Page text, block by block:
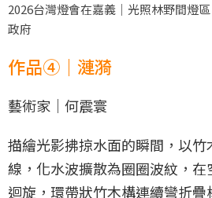
2026台灣燈會在嘉義｜光照林野間燈
政府
作品④｜漣漪
藝術家｜何震寰
描繪光影拂掠水面的瞬間，以
線，化水波擴散為圈圈波紋，在
迴旋，環帶狀竹木構連續彎折疊